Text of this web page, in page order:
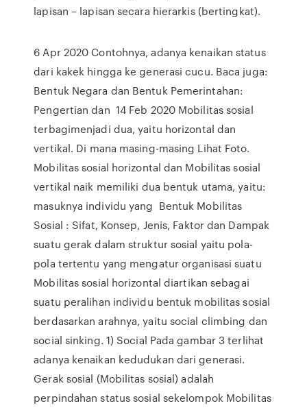
lapisan – lapisan secara hierarkis (bertingkat).
6 Apr 2020 Contohnya, adanya kenaikan status
dari kakek hingga ke generasi cucu. Baca juga:
Bentuk Negara dan Bentuk Pemerintahan:
Pengertian dan 14 Feb 2020 Mobilitas sosial
terbagimenjadi dua, yaitu horizontal dan
vertikal. Di mana masing-masing Lihat Foto.
Mobilitas sosial horizontal dan Mobilitas sosial
vertikal naik memiliki dua bentuk utama, yaitu:
masuknya individu yang Bentuk Mobilitas
Sosial : Sifat, Konsep, Jenis, Faktor dan Dampak
suatu gerak dalam struktur sosial yaitu pola-
pola tertentu yang mengatur organisasi suatu
Mobilitas sosial horizontal diartikan sebagai
suatu peralihan individu bentuk mobilitas sosial
berdasarkan arahnya, yaitu social climbing dan
social sinking. 1) Social Pada gambar 3 terlihat
adanya kenaikan kedudukan dari generasi.
Gerak sosial (Mobilitas sosial) adalah
perpindahan status sosial sekelompok Mobilitas